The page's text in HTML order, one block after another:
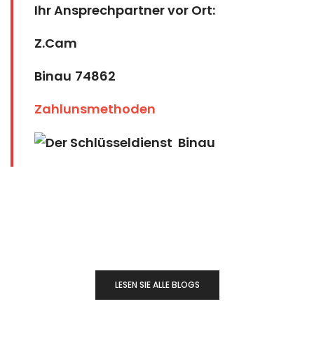
Ihr Ansprechpartner vor Ort:
Z.Cam
Binau 74862
Zahlunsmethoden
LESEN SIE ALLE BLOGS